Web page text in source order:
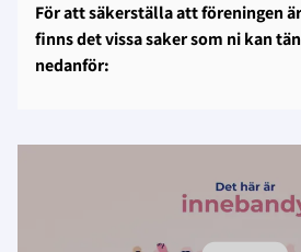
För att säkerställa att föreningen
finns det vissa saker som ni kan
nedanför: